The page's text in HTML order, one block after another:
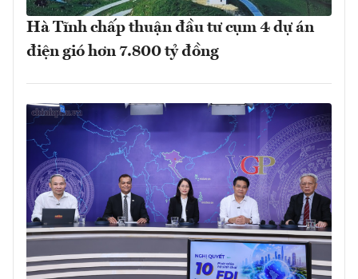
Hà Tĩnh chấp thuận đầu tư cụm 4 dự án
điện gió hơn 7.800 tỷ đồng